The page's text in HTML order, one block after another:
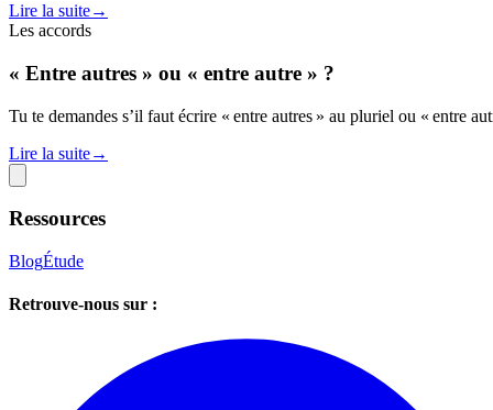
Lire la suite→
Les accords
« Entre autres » ou « entre autre » ?
Tu te demandes s’il faut écrire « entre autres » au pluriel ou « entre
Lire la suite→
Ressources
BlogÉtude
Retrouve-nous sur :